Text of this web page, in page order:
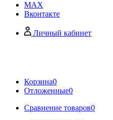
MAX
Вконтакте
Личный кабинет
Корзина0
Отложенные0
Сравнение товаров0